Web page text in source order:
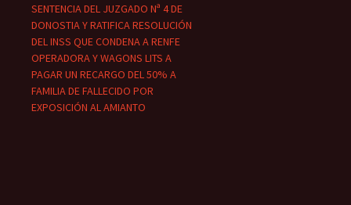
SENTENCIA DEL JUZGADO Nª 4 DE
DONOSTIA Y RATIFICA RESOLUCIÓN
DEL INSS QUE CONDENA A RENFE
OPERADORA Y WAGONS LITS A
PAGAR UN RECARGO DEL 50% A
FAMILIA DE FALLECIDO POR
EXPOSICIÓN AL AMIANTO